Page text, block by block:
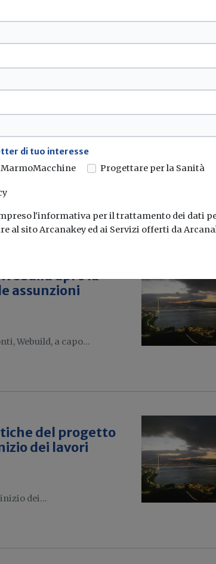
dei Conti
ha deciso...
apre la
assunzioni
Webuild, a capo...
del progetto
dei lavori
dei...
di tuo interesse
MarmoMacchine Progettare per la Sanità
l'informativa per il trattamento dei dati
al sito Arcanakey ed ai Servizi offerti da